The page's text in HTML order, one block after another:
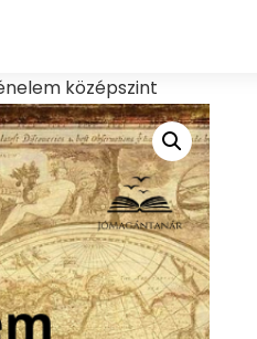
középszint